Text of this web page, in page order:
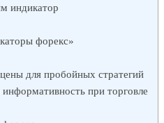
индикатор
форекс»
для пробойных стратегий
при торговле